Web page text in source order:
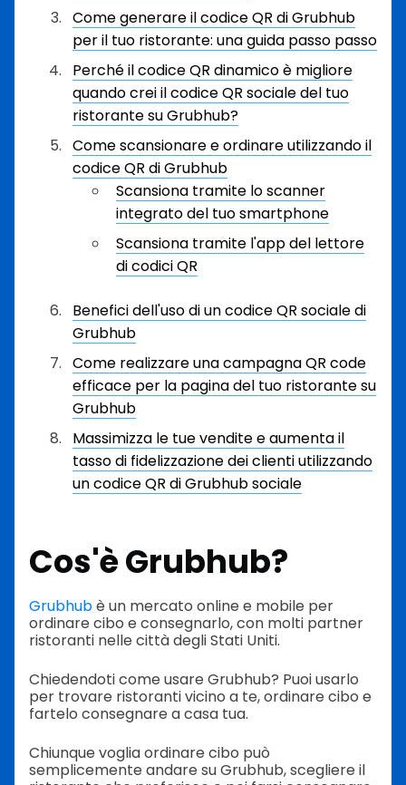
Come generare il codice QR di Grubhub
per il tuo ristorante: una guida passo passo
Perché il codice QR dinamico è migliore
quando crei il codice QR sociale del tuo
ristorante su Grubhub?
Come scansionare e ordinare utilizzando il
codice QR di Grubhub
Scansiona tramite lo scanner
integrato del tuo smartphone
Scansiona tramite l'app del lettore
di codici QR
Benefici dell'uso di un codice QR sociale di
Grubhub
Come realizzare una campagna QR code
efficace per la pagina del tuo ristorante su
Grubhub
Massimizza le tue vendite e aumenta il
tasso di fidelizzazione dei clienti utilizzando
un codice QR di Grubhub sociale
Cos'è Grubhub?
Grubhubè un mercato online e mobile per
ordinare cibo e consegnarlo, con molti partner
ristoranti nelle città degli Stati Uniti.
Chiedendoti come usare Grubhub? Puoi usarlo
per trovare ristoranti vicino a te, ordinare cibo e
fartelo consegnare a casa tua.
Chiunque voglia ordinare cibo può
semplicemente andare su Grubhub, scegliere il